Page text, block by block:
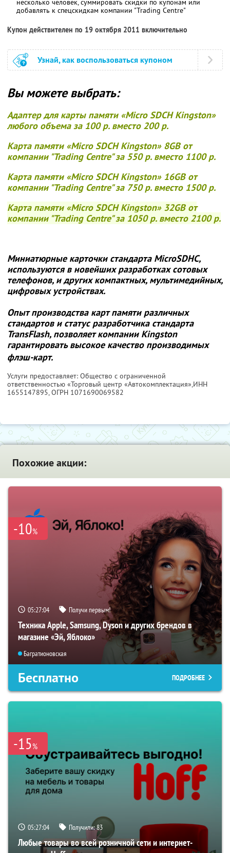
несколько человек, суммировать скидки по купонам или
добавлять к спецскидкам компании "Trading Centre"
Купон действителен по 19 октября 2011 включительно
Узнай, как воспользоваться купоном
Вы можете выбрать:
Адаптер для карты памяти «Micro SDCH Kingston»
любого объема за100 р. вместо 200 р.
Карта памяти «Micro SDCH Kingston» 8GB от
компании "Trading Centre" за550 р. вместо 1100 р.
Карта памяти «Micro SDCH Kingston» 16GB от
компании "Trading Centre" за750 р. вместо 1500 р.
Карта памяти «Micro SDCH Kingston» 32GB от
компании "Trading Centre" за1050 р. вместо 2100 р.
Миниатюрные карточки стандарта MicroSDHC,
используются в новейших разработках сотовых
телефонов, и других компактных, мультимедийных,
цифровых устройствах.
Опыт производства карт памяти различных
стандартов и статус разработчика стандарта
TransFlash, позволяет компании Kingston
гарантировать высокое качество производимых
флэш-карт.
Услуги предоставляет: Общество с ограниченной
ответственностью «Торговый центр «Автокомплектация»,ИНН
1655147895, ОГРН 1071690069582
Похожие акции:
-10%
05:27:03 Получи первым!
Техника Apple, Samsung, Dyson и других брендов в
магазине «Эй, Яблоко»
Багратионовская
Бесплатно ПОДРОБНЕЕ
-15%
05:27:03 Получили:83
Любые товары во всей розничной сети и интернет-